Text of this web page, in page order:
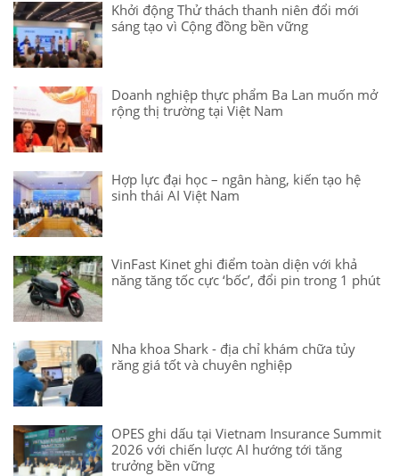
Khởi động Thử thách thanh niên đổi mới
sáng tạo vì Cộng đồng bền vững
Doanh nghiệp thực phẩm Ba Lan muốn mở
rộng thị trường tại Việt Nam
Hợp lực đại học – ngân hàng, kiến tạo hệ
sinh thái AI Việt Nam
VinFast Kinet ghi điểm toàn diện với khả
năng tăng tốc cực ‘bốc’, đổi pin trong 1 phút
Nha khoa Shark - địa chỉ khám chữa tủy
răng giá tốt và chuyên nghiệp
OPES ghi dấu tại Vietnam Insurance Summit
2026 với chiến lược AI hướng tới tăng
trưởng bền vững